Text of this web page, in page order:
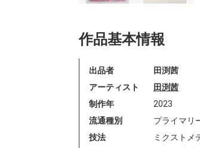
作品基本情報
出品者
田渕茜
アーティスト
田渕茜
制作年
2023
流通種別
プライマリ
技法
ミクストメ